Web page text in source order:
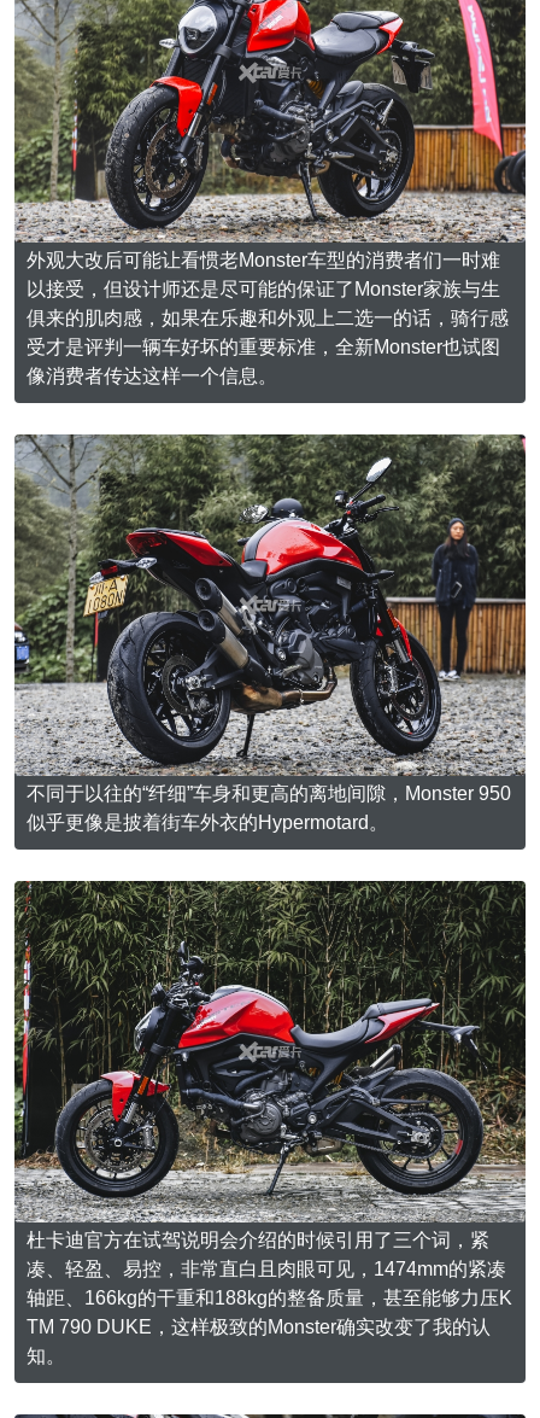
外观大改后可能让看惯老Monster车型的消费者们一时难
以接受，但设计师还是尽可能的保证了Monster家族与生
俱来的肌肉感，如果在乐趣和外观上二选一的话，骑行感
受才是评判一辆车好坏的重要标准，全新Monster也试图
像消费者传达这样一个信息。
不同于以往的“纤细”车身和更高的离地间隙，Monster 950
似乎更像是披着街车外衣的Hypermotard。
杜卡迪官方在试驾说明会介绍的时候引用了三个词，紧
凑、轻盈、易控，非常直白且肉眼可见，1474mm的紧凑
轴距、166kg的干重和188kg的整备质量，甚至能够力压K
TM 790 DUKE，这样极致的Monster确实改变了我的认
知。